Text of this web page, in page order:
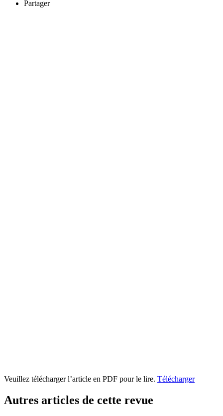
Partager
Veuillez télécharger l’article en PDF pour le lire. Télécharger
Autres articles de cette revue